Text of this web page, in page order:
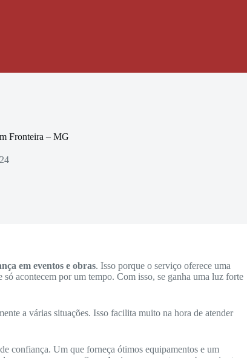
Fronteira – MG
em eventos e obras. Isso porque o serviço oferece uma
acontecem por um tempo. Com isso, se ganha uma luz forte
a várias situações. Isso facilita muito na hora de atender
confiança. Um que forneça ótimos equipamentos e um